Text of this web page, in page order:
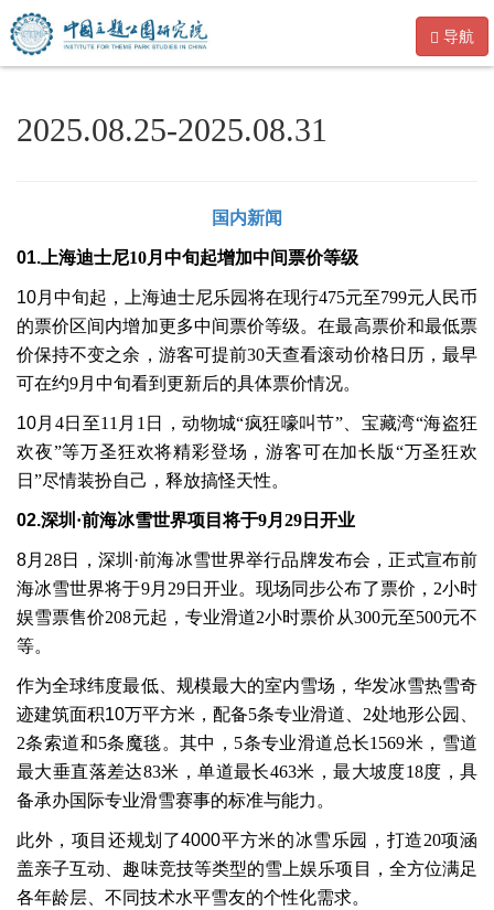
导航
2025.08.25-2025.08.31
国内新闻
01. 上海迪士尼10月中旬起增加中间票价等级
10月中旬起，上海迪士尼乐园将在现行475元至799元人民币
的票价区间内增加更多中间票价等级。在最高票价和最低票
价保持不变之余，游客可提前30天查看滚动价格日历，最早
可在约9月中旬看到更新后的具体票价情况。
10月 4日至11 月 1 日，动物城“疯狂嚎叫节”、宝藏湾“海盗狂
欢夜”等万圣狂欢将精彩登场，游客可在加长版“万圣狂欢
日 ”尽情装扮自己，释放搞怪天性。
02.深圳 ·前海冰雪世界项目将于9月 29 日开业
8月 28日，深圳 ·前海冰雪世界举行品牌发布会，正式宣布前
海冰雪世界将于9月 29日开业。现场同步公布了票价， 2小时
娱雪票售价208元起，专业滑道2小时票价从300元至500元不
等。
作为全球纬度最低、规模最大的室内雪场，华发冰雪热雪奇
迹建筑面积10万平方米，配备5条专业滑道、 2处地形公园、
2条索道和5条魔毯。其中， 5条专业滑道总长1569米，雪道
最大垂直落差达83米，单道最长463米，最大坡度18度，具
备承办国际专业滑雪赛事的标准与能力。
此外，项目还规划了4000平方米的冰雪乐园，打造20项涵
盖亲子互动、趣味竞技等类型的雪上娱乐项目，全方位满足
各年龄层、不同技术水平雪友的个性化需求。